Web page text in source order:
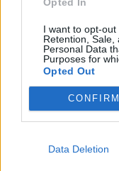
I want to opt-out
Retention, Sale,
Personal Data
Purposes for
Opted Out
CONFIRM
Data Deletion
Palenciaa
kilómetros
Logroñoa
kilómetros
Pamplonaa
kilómetros
Valladolida